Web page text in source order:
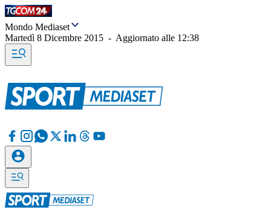
Mondo Mediaset
Martedì 8 Dicembre 2015 - Aggiornato alle 12:38